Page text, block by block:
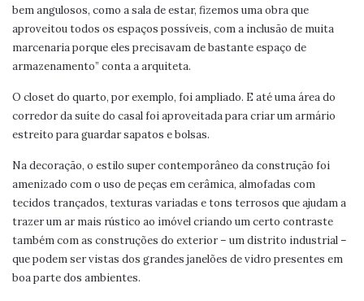
bem angulosos, como a sala de estar, fizemos uma obra que
aproveitou todos os espaços possíveis, com a inclusão de muita
marcenaria porque eles precisavam de bastante espaço de
armazenamento” conta a arquiteta.
O closet do quarto, por exemplo, foi ampliado. E até uma área do
corredor da suíte do casal foi aproveitada para criar um armário
estreito para guardar sapatos e bolsas.
Na decoração, o estilo super contemporâneo da construção foi
amenizado com o uso de peças em cerâmica, almofadas com
tecidos trançados, texturas variadas e tons terrosos que ajudam a
trazer um ar mais rústico ao imóvel criando um certo contraste
também com as construções do exterior – um distrito industrial –
que podem ser vistas dos grandes janelões de vidro presentes em
boa parte dos ambientes.